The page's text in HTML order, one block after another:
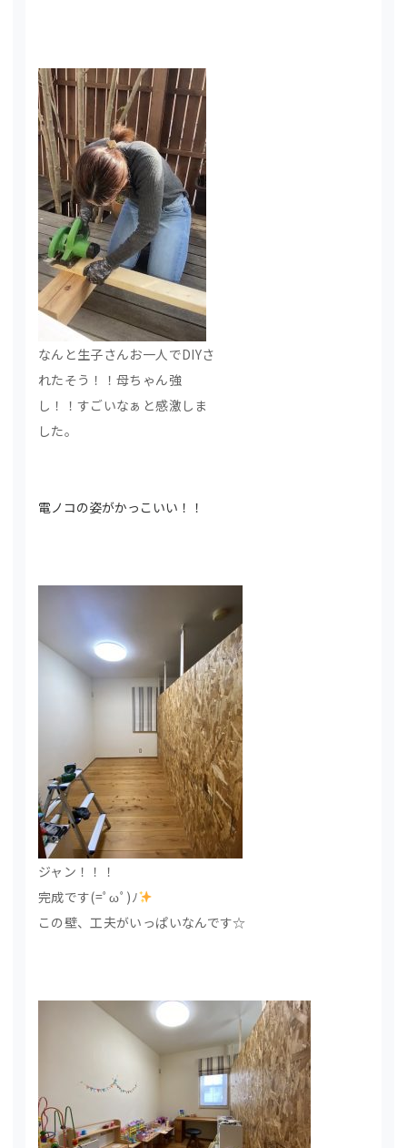
なんと生子さんお一人でDIYさ
れたそう！！母ちゃん強
し！！すごいなぁと感激しま
した。
電ノコの姿がかっこいい！！
ジャン！！！
完成です(=ﾟωﾟ)ﾉ
この壁、工夫がいっぱいなんです☆